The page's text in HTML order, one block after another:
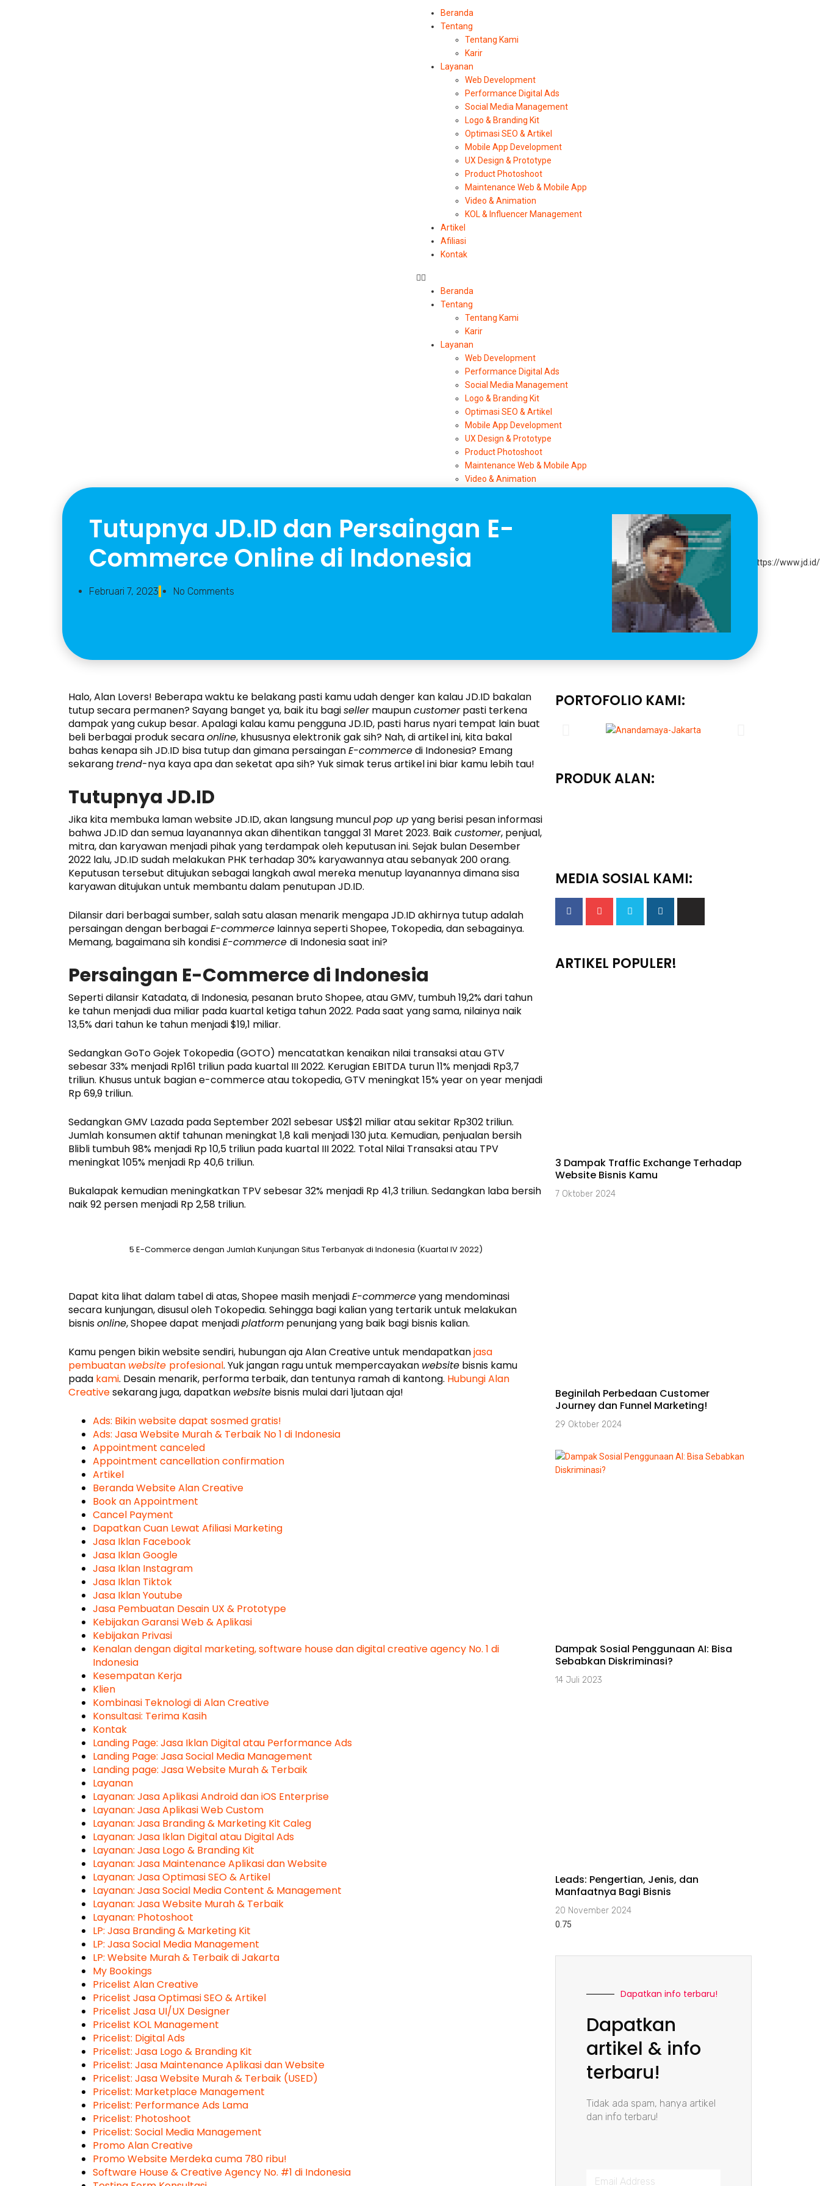
Beranda
Tentang
Tentang Kami
Karir
Layanan
Web Development
Performance Digital Ads
Social Media Management
Logo & Branding Kit
Optimasi SEO & Artikel
Mobile App Development
UX Design & Prototype
Product Photoshoot
Maintenance Web & Mobile App
Video & Animation
KOL & Influencer Management
Artikel
Afiliasi
Kontak
Beranda
Tentang
Tentang Kami
Karir
Layanan
Web Development
Performance Digital Ads
Social Media Management
Logo & Branding Kit
Optimasi SEO & Artikel
Mobile App Development
UX Design & Prototype
Product Photoshoot
Maintenance Web & Mobile App
Video & Animation
Kontak
Tutupnya JD.ID dan Persaingan E-
Commerce Online di Indonesia
Februari 7, 2023 No Comments
Halo, Alan Lovers! Beberapa waktu ke belakang pasti kamu udah denger kan kalau JD.ID bakalan
tutup secara permanen? Sayang banget ya, baik itu bagisellermaupuncustomerpasti terkena
dampak yang cukup besar. Apalagi kalau kamu pengguna JD.ID, pasti harus nyari tempat lain buat
beli berbagai produk secaraonline, khususnya elektronik gak sih? Nah, di artikel ini, kita bakal
bahas kenapa sih JD.ID bisa tutup dan gimana persainganE-commercedi Indonesia? Emang
sekarang trend-nya kaya apa dan seketat apa sih? Yuk simak terus artikel ini biar kamu lebih tau!
Tutupnya JD.ID
Jika kita membuka laman website JD.ID, akan langsung munculpop upyang berisi pesan informasi
bahwa JD.ID dan semua layanannya akan dihentikan tanggal 31 Maret 2023. Baikcustomer, penjual,
mitra, dan karyawan menjadi pihak yang terdampak oleh keputusan ini. Sejak bulan Desember
2022 lalu, JD.ID sudah melakukan PHK terhadap 30% karyawannya atau sebanyak 200 orang.
Keputusan tersebut ditujukan sebagai langkah awal mereka menutup layanannya dimana sisa
karyawan ditujukan untuk membantu dalam penutupan JD.ID.
Dilansir dari berbagai sumber, salah satu alasan menarik mengapa JD.ID akhirnya tutup adalah
persaingan dengan berbagaiE-commerce lainnya seperti Shopee, Tokopedia, dan sebagainya.
Memang, bagaimana sih kondisiE-commerce di Indonesia saat ini?
Persaingan E-Commerce di Indonesia
Seperti dilansir Katadata, di Indonesia, pesanan bruto Shopee, atau GMV, tumbuh 19,2% dari tahun
ke tahun menjadi dua miliar pada kuartal ketiga tahun 2022. Pada saat yang sama, nilainya naik
13,5% dari tahun ke tahun menjadi $19,1 miliar.
Sedangkan GoTo Gojek Tokopedia (GOTO) mencatatkan kenaikan nilai transaksi atau GTV
sebesar 33% menjadi Rp161 triliun pada kuartal III 2022. Kerugian EBITDA turun 11% menjadi Rp3,7
triliun. Khusus untuk bagian e-commerce atau tokopedia, GTV meningkat 15% year on year menjadi
Rp 69,9 triliun.
Sedangkan GMV Lazada pada September 2021 sebesar US$21 miliar atau sekitar Rp302 triliun.
Jumlah konsumen aktif tahunan meningkat 1,8 kali menjadi 130 juta. Kemudian, penjualan bersih
Blibli tumbuh 98% menjadi Rp 10,5 triliun pada kuartal III 2022. Total Nilai Transaksi atau TPV
meningkat 105% menjadi Rp 40,6 triliun.
Bukalapak kemudian meningkatkan TPV sebesar 32% menjadi Rp 41,3 triliun. Sedangkan laba bersih
naik 92 persen menjadi Rp 2,58 triliun.
5 E-Commerce dengan Jumlah Kunjungan Situs Terbanyak di Indonesia (Kuartal IV 2022)
Dapat kita lihat dalam tabel di atas, Shopee masih menjadiE-commerceyang mendominasi
secara kunjungan, disusul oleh Tokopedia. Sehingga bagi kalian yang tertarik untuk melakukan
bisnisonline, Shopee dapat menjadiplatform penunjang yang baik bagi bisnis kalian.
Kamu pengen bikin website sendiri, hubungan aja Alan Creative untuk mendapatkanjasa
pembuatan website profesional. Yuk jangan ragu untuk mempercayakan website bisnis kamu
pada kami. Desain menarik, performa terbaik, dan tentunya ramah di kantong. Hubungi Alan
Creativesekarang juga, dapatkan website bisnis mulai dari 1jutaan aja!
Ads: Bikin website dapat sosmed gratis!
Ads: Jasa Website Murah & Terbaik No 1 di Indonesia
Appointment canceled
Appointment cancellation confirmation
Artikel
Beranda Website Alan Creative
Book an Appointment
Cancel Payment
Dapatkan Cuan Lewat Afiliasi Marketing
Jasa Iklan Facebook
Jasa Iklan Google
Jasa Iklan Instagram
Jasa Iklan Tiktok
Jasa Iklan Youtube
Jasa Pembuatan Desain UX & Prototype
Kebijakan Garansi Web & Aplikasi
Kebijakan Privasi
Kenalan dengan digital marketing, software house dan digital creative agency No. 1 di
Indonesia
Kesempatan Kerja
Klien
Kombinasi Teknologi di Alan Creative
Konsultasi: Terima Kasih
Kontak
Landing Page: Jasa Iklan Digital atau Performance Ads
Landing Page: Jasa Social Media Management
Landing page: Jasa Website Murah & Terbaik
Layanan
Layanan: Jasa Aplikasi Android dan iOS Enterprise
Layanan: Jasa Aplikasi Web Custom
Layanan: Jasa Branding & Marketing Kit Caleg
Layanan: Jasa Iklan Digital atau Digital Ads
Layanan: Jasa Logo & Branding Kit
Layanan: Jasa Maintenance Aplikasi dan Website
Layanan: Jasa Optimasi SEO & Artikel
Layanan: Jasa Social Media Content & Management
Layanan: Jasa Website Murah & Terbaik
Layanan: Photoshoot
LP: Jasa Branding & Marketing Kit
LP: Jasa Social Media Management
LP: Website Murah & Terbaik di Jakarta
My Bookings
Pricelist Alan Creative
Pricelist Jasa Optimasi SEO & Artikel
Pricelist Jasa UI/UX Designer
Pricelist KOL Management
Pricelist: Digital Ads
Pricelist: Jasa Logo & Branding Kit
Pricelist: Jasa Maintenance Aplikasi dan Website
Pricelist: Jasa Website Murah & Terbaik (USED)
Pricelist: Marketplace Management
Pricelist: Performance Ads Lama
Pricelist: Photoshoot
Pricelist: Social Media Management
Promo Alan Creative
Promo Website Merdeka cuma 780 ribu!
Software House & Creative Agency No. #1 di Indonesia
PORTOFOLIO KAMI:
PRODUK ALAN:
MEDIA SOSIAL KAMI:
ARTIKEL POPULER!
3 Dampak Traffic Exchange Terhadap
Website Bisnis Kamu
7 Oktober 2024
Beginilah Perbedaan Customer
Journey dan Funnel Marketing!
29 Oktober 2024
Dampak Sosial Penggunaan AI: Bisa
Sebabkan Diskriminasi?
14 Juli 2023
Leads: Pengertian, Jenis, dan
Manfaatnya Bagi Bisnis
20 November 2024
Dapatkan info terbaru!
Dapatkan
artikel & info
terbaru!
Tidak ada spam, hanya artikel
dan info terbaru!